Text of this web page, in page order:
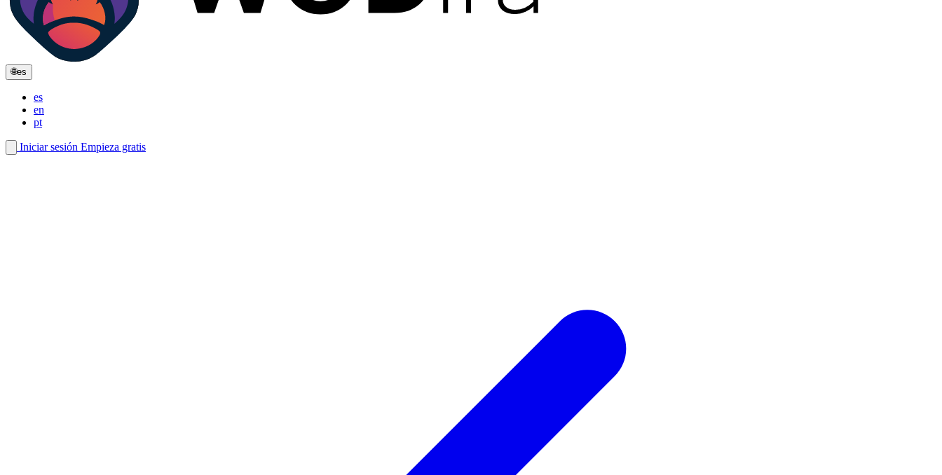
🌐es
es
en
pt
Iniciar sesión Empieza gratis